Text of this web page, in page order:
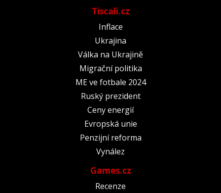
Tiscali.cz
Inflace
Ukrajina
Válka na Ukrajině
Migrační politika
ME ve fotbale 2024
Ruský prezident
Ceny energií
Evropská unie
Penzijní reforma
Vynález
Games.cz
Recenze